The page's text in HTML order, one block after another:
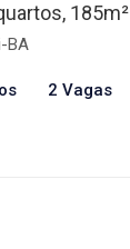
185m²
BA
2 Vagas